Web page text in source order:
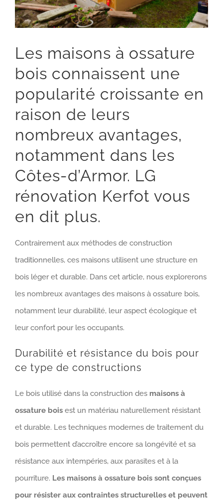
Les maisons à ossature
bois connaissent une
popularité croissante en
raison de leurs
nombreux avantages,
notamment dans les
Côtes-d’Armor. LG
rénovation Kerfot vous
en dit plus.
Contrairement aux méthodes de construction
traditionnelles, ces maisons utilisent une structure en
bois léger et durable. Dans cet article, nous explorerons
les nombreux avantages des maisons à ossature bois,
notamment leur durabilité, leur aspect écologique et
leur confort pour les occupants.
Durabilité et résistance du bois pour
ce type de constructions
Le bois utilisé dans la construction des maisons à
ossature boisest un matériau naturellement résistant
et durable. Les techniques modernes de traitement du
bois permettent d’accroître encore sa longévité et sa
résistance aux intempéries, aux parasites et à la
pourriture. Les maisons à ossature bois sont conçues
pour résister aux contraintes structurelles et peuvent